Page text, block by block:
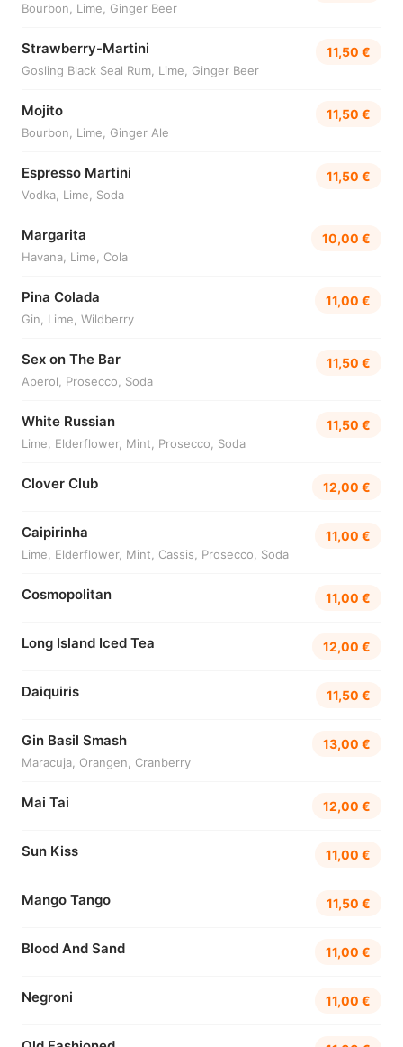
Bourbon, Lime, Ginger Beer
Strawberry-Martini
Gosling Black Seal Rum, Lime, Ginger Beer
11,50 €
Mojito
Bourbon, Lime, Ginger Ale
11,50 €
Espresso Martini
Vodka, Lime, Soda
11,50 €
Margarita
Havana, Lime, Cola
10,00 €
Pina Colada
Gin, Lime, Wildberry
11,00 €
Sex on The Bar
Aperol, Prosecco, Soda
11,50 €
White Russian
Lime, Elderflower, Mint, Prosecco, Soda
11,50 €
Clover Club 12,00 €
Caipirinha
Lime, Elderflower, Mint, Cassis, Prosecco, Soda
11,00 €
Cosmopolitan 11,00 €
Long Island Iced Tea 12,00 €
Daiquiris 11,50 €
Gin Basil Smash
Maracuja, Orangen, Cranberry
13,00 €
Mai Tai 12,00 €
Sun Kiss 11,00 €
Mango Tango 11,50 €
Blood And Sand 11,00 €
Negroni 11,00 €